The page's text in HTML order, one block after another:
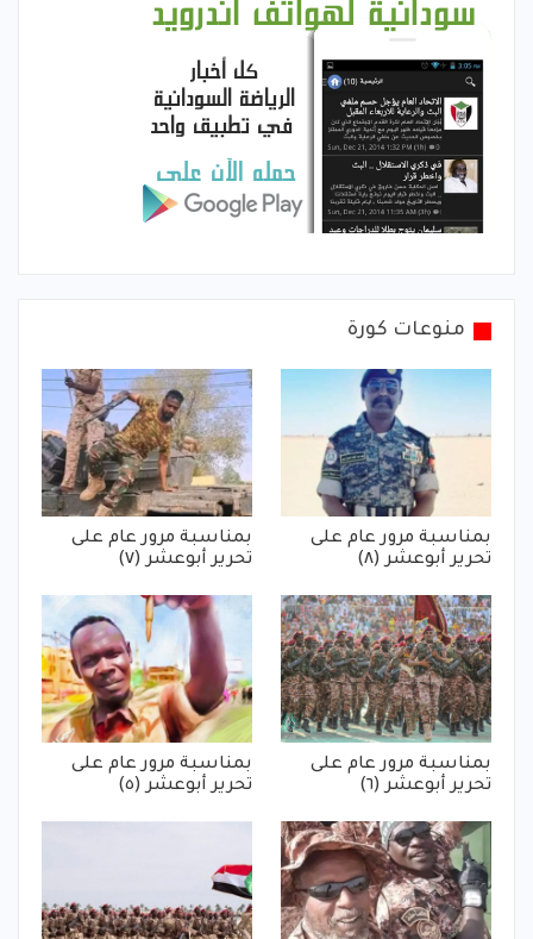
منوعات كورة
بمناسبة مرور عام على
تحرير أبوعشر (٨)
بمناسبة مرور عام على
تحرير أبوعشر (٧)
بمناسبة مرور عام على
تحرير أبوعشر (٦)
بمناسبة مرور عام على
تحرير أبوعشر (٥)